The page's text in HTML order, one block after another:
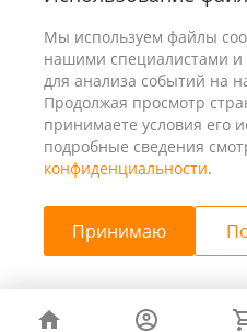
Мы используем файлы
нашими специалистами
для анализа событий на
Продолжая просмотр
принимаете условия его
подробные сведения
конфиденциальности.
Принимаю
© 2026 ООО «25 Киловатт»